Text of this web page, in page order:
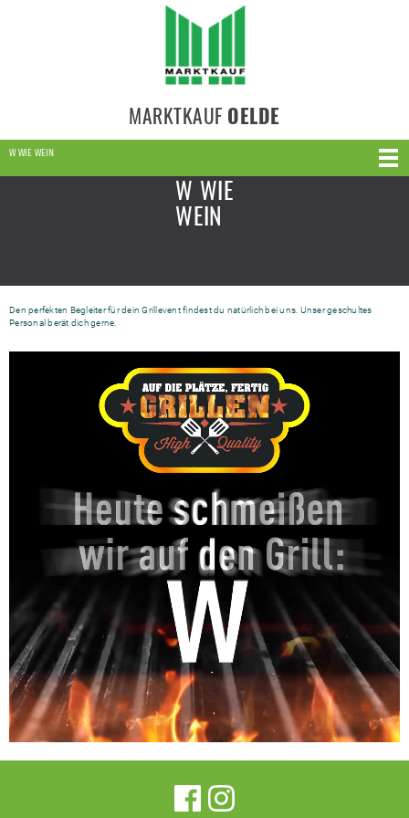
MARKTKAUF OELDE
W WIE WEIN
W WIE
WEIN
Den perfekten Begleiter für dein Grillevent findest du natürlich bei uns. Unser geschultes
Personal berät dich gerne.